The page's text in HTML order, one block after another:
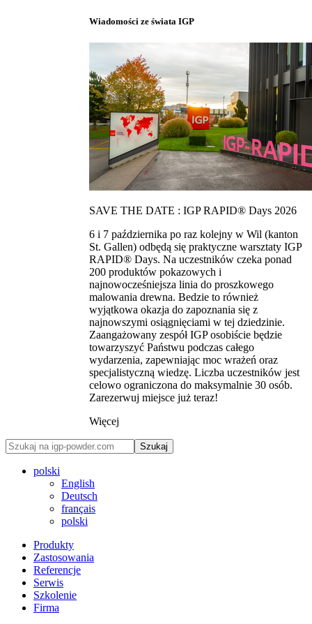
Wiadomości ze świata IGP
SAVE THE DATE : IGP RAPID® Days 2026
6 i 7 października po raz kolejny w Wil (kanton
St. Gallen) odbędą się praktyczne warsztaty IGP
RAPID® Days. Na uczestników czeka ponad
200 produktów pokazowych i
najnowocześniejsza linia do proszkowego
malowania drewna. Bedzie to również
wyjątkowa okazja do zapoznania się z
najnowszymi osiągnięciami w tej dziedzinie.
Zaangażowany zespół IGP osobiście będzie
towarzyszyć Państwu podczas całego
wydarzenia, zapewniając moc wrażeń oraz
specjalistyczną wiedzę. Liczba uczestników jest
celowo ograniczona do maksymalnie 30 osób.
Zarezerwuj miejsce już teraz!
Więcej
Szukaj
polski
English
Deutsch
français
polski
Produkty
Zastosowania
Referencje
Serwis
Szkolenie
Firma